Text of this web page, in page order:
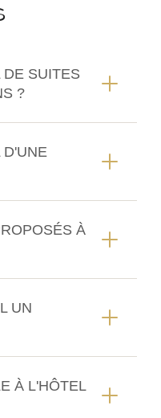
DE SUITES
?
D'UNE
À
UN
À L'HÔTEL